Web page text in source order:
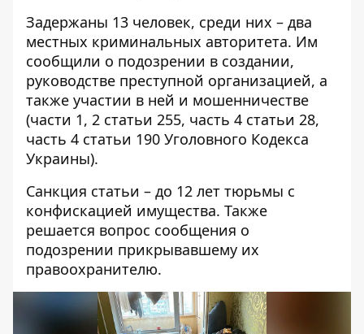
Задержаны 13 человек, среди них – два
местных криминальных авторитета. Им
сообщили о подозрении в создании,
руководстве преступной организацией, а
также участии в ней и мошенничестве
(части 1, 2 статьи 255, часть 4 статьи 28,
часть 4 статьи 190 Уголовного Кодекса
Украины).
Санкция статьи – до 12 лет тюрьмы с
конфискацией имущества. Также
решается вопрос сообщения о
подозрении прикрывавшему их
правоохранителю.